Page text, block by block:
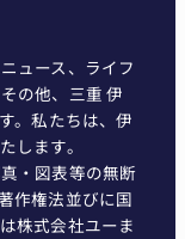
ュース、ライフ
の他、三重 伊
。私たちは、伊
します。
・図表等の無断
作権法並びに国
株式会社ユーま